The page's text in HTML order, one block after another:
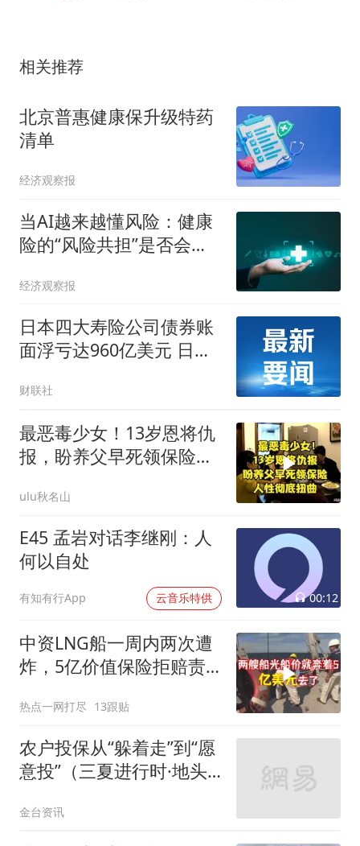
相关推荐
北京普惠健康保升级特药
清单
经济观察报
当AI越来越懂风险：健康
险的“风险共担”是否会被
经济观察报
日本四大寿险公司债券账
面浮亏达960亿美元 日本
财联社
最恶毒少女！13岁恩将仇
报，盼养父早死领保险，
ulu秋名山
E45 孟岩对话李继刚：人
何以自处
有知有行App 云音乐特供 00:12
中资LNG船一周内两次遭
炸，5亿价值保险拒赔责
热点一网打尽 13跟贴
农户投保从“躲着走”到“愿
意投”（三夏进行时·地头
金台资讯